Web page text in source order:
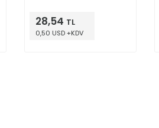
28,54 TL
0,50 USD +KDV